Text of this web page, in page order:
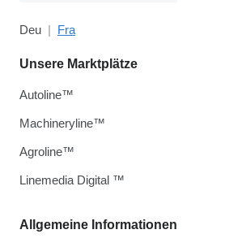
Deu Fra
Allgemeine Informationen
Unsere Marktplätze
Autoline™
Machineryline™
Agroline™
Linemedia Digital ™